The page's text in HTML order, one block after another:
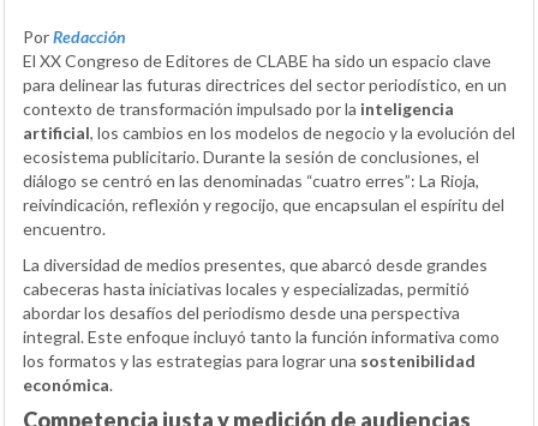
PorRedacción
El XX Congreso de Editores de CLABE ha sido un espacio clave
para delinear las futuras directrices del sector periodístico, en un
contexto de transformación impulsado por la inteligencia
artificial, los cambios en los modelos de negocio y la evolución del
ecosistema publicitario. Durante la sesión de conclusiones, el
diálogo se centró en las denominadas “cuatro erres”: La Rioja,
reivindicación, reflexión y regocijo, que encapsulan el espíritu del
encuentro.
La diversidad de medios presentes, que abarcó desde grandes
cabeceras hasta iniciativas locales y especializadas, permitió
abordar los desafíos del periodismo desde una perspectiva
integral. Este enfoque incluyó tanto la función informativa como
los formatos y las estrategias para lograr una sostenibilidad
económica.
Competencia justa y medición de audiencias